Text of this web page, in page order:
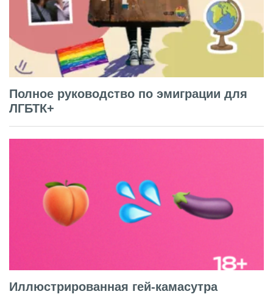
Полное руководство по эмиграции для
ЛГБТК+
Иллюстрированная гей-камасутра